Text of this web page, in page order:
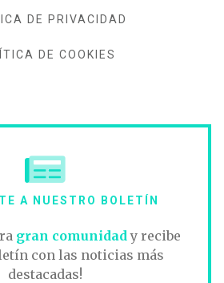
DE PRIVACIDAD
DE COOKIES
A NUESTRO BOLETÍN
gran comunidady recibe
con las noticias más
destacadas!